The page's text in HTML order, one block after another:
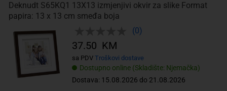
Deknudt S65KQ1 13X13 izmjenjivi okvir za slike Format
papira: 13 x 13 cm smeđa boja
(0)
Dostupno online (Skladište: Njemačka)
Dostava: 15.08.2026 do 21.08.2026
37.50 KM
sa PDV Troškovi dostave